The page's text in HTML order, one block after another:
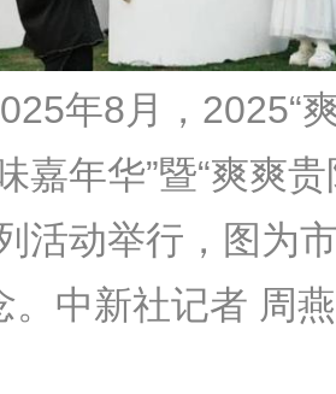
年8月，2025“
嘉年华”暨“爽爽贵
活动举行，图为
。中新社记者 周